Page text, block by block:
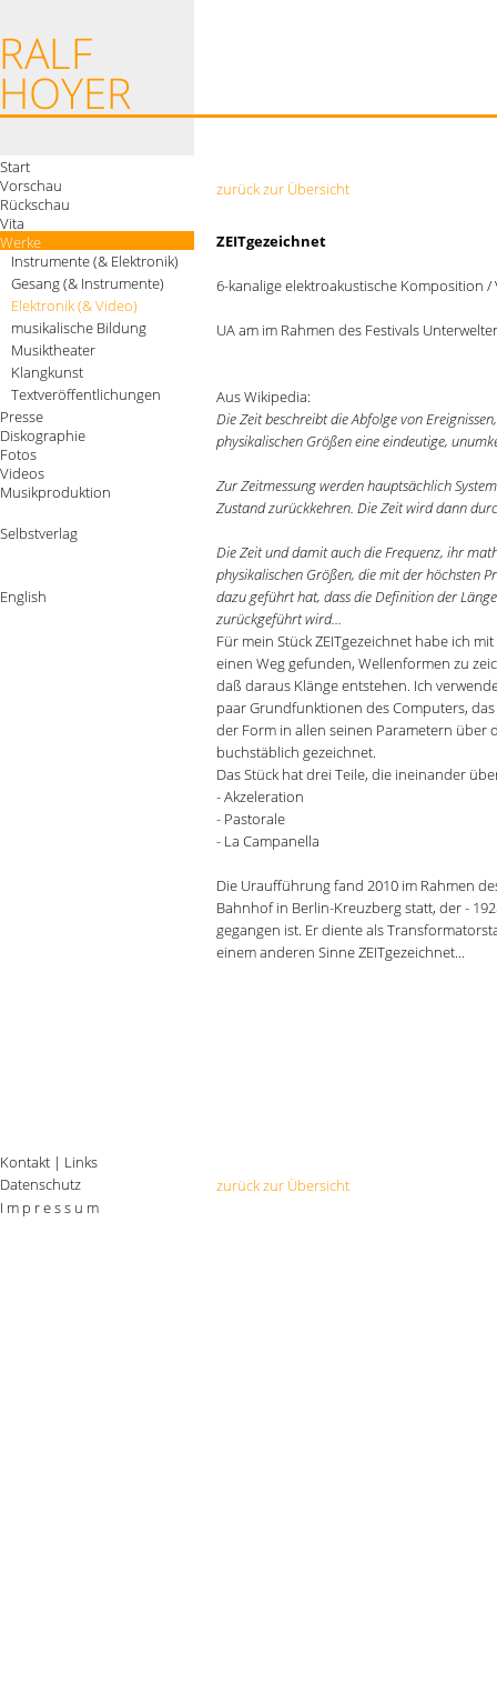
Start
Vorschau
Rückschau
Vita
Werke
Instrumente (& Elektronik)
Gesang (& Instrumente)
Elektronik (& Video)
musikalische Bildung
Musiktheater
Klangkunst
Textveröffentlichungen
Presse
Diskographie
Fotos
Videos
Musikproduktion
Selbstverlag
English
zurück zur Übersicht
ZEITgezeichnet
6-kanalige elektroakustische Komposition
UA am im Rahmen des Festivals
Aus Wikipedia:
Die Zeit beschreibt die Abfolge von
physikalischen Größen eine eindeutige,
Zur Zeitmessung werden hauptsächlich
Zustand zurückkehren. Die Zeit wird dann
Die Zeit und damit auch die Frequenz, ihr
physikalischen Größen, die mit der höchsten
dazu geführt hat, dass die Definition der
zurückgeführt wird...
Für mein Stück ZEITgezeichnet habe ich
einen Weg gefunden, Wellenformen zu
daß daraus Klänge entstehen. Ich
paar Grundfunktionen des Computers,
der Form in allen seinen Parametern über
buchstäblich gezeichnet.
Das Stück hat drei Teile, die ineinander
- Akzeleration
- Pastorale
- La Campanella
Die Uraufführung fand 2010 im Rahmen
Bahnhof in Berlin-Kreuzberg statt, der -
gegangen ist. Er diente als
einem anderen Sinne ZEITgezeichnet...
zurück zur Übersicht
Kontakt | Links
Datenschutz
I m p r e s s u m